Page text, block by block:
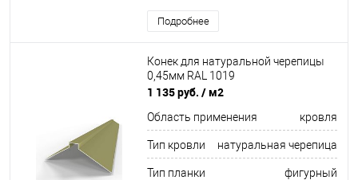
Подробнее
Конек для натуральной черепицы
0,45мм RAL 1019
1 135 руб. / м2
Область применения кровля
Тип кровли натуральная черепица
Тип планки фигурный